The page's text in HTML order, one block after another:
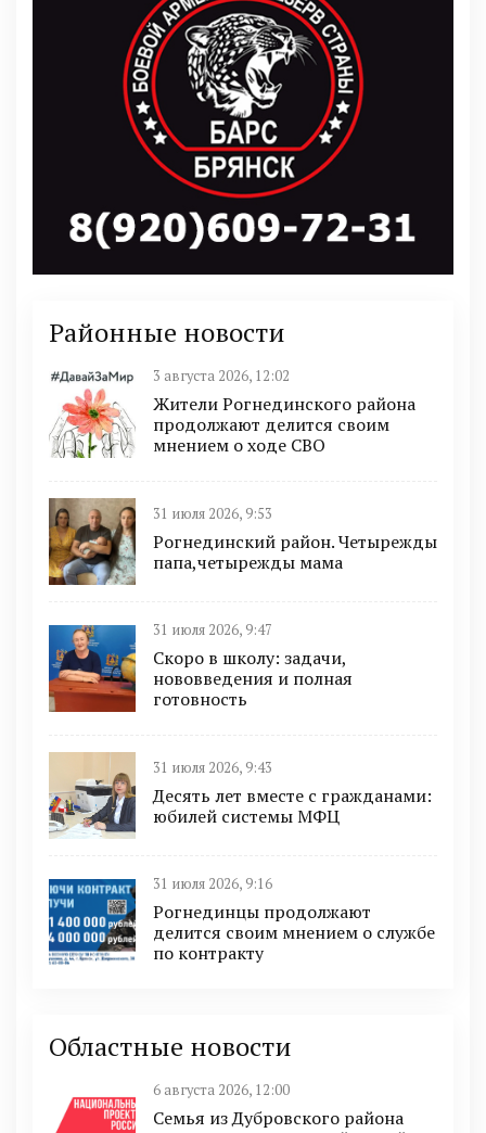
Районные новости
3 августа 2026, 12:02
Жители Рогнединского района
продолжают делится своим
мнением о ходе СВО
31 июля 2026, 9:53
Рогнединский район. Четырежды
папа,четырежды мама
31 июля 2026, 9:47
Скоро в школу: задачи,
нововведения и полная
готовность
31 июля 2026, 9:43
Десять лет вместе с гражданами:
юбилей системы МФЦ
31 июля 2026, 9:16
Рогнединцы продолжают
делится своим мнением о службе
по контракту
Областные новости
6 августа 2026, 12:00
Семья из Дубровского района